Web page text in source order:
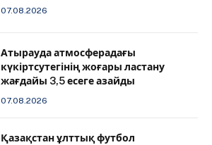
07.08.2026
Атырауда атмосферадағы
күкіртсутегінің жоғары ластану
жағдайы 3,5 есеге азайды
07.08.2026
Қазақстан ұлттық футбол